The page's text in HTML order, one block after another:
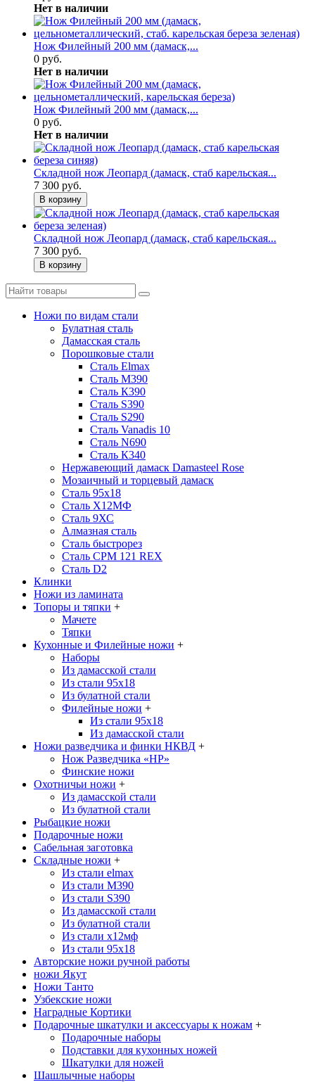
Нет в наличии
Нож Филейный 200 мм (дамаск,...
0 руб.
Нет в наличии
Нож Филейный 200 мм (дамаск,...
0 руб.
Нет в наличии
Складной нож Леопард (дамаск, стаб карельская...
7 300 руб.
В корзину
Складной нож Леопард (дамаск, стаб карельская...
7 300 руб.
В корзину
Ножи по видам стали
Булатная сталь
Дамасская сталь
Порошковые стали
Сталь Elmax
Сталь М390
Сталь К390
Сталь S390
Сталь S290
Сталь Vanadis 10
Сталь N690
Сталь К340
Нержавеющий дамаск Damasteel Rose
Мозаичный и торцевый дамаск
Сталь 95х18
Сталь Х12МФ
Сталь 9ХС
Алмазная сталь
Сталь быстрорез
Сталь CPM 121 REX
Сталь D2
Клинки
Ножи из ламината
Топоры и тяпки +
Мачете
Тяпки
Кухонные и Филейные ножи +
Наборы
Из дамасской стали
Из стали 95х18
Из булатной стали
Филейные ножи +
Из стали 95х18
Из дамасской стали
Ножи разведчика и финки НКВД +
Нож Разведчика «НР»
Финские ножи
Охотничьи ножи +
Из дамасской стали
Из булатной стали
Рыбацкие ножи
Подарочные ножи
Сабельная заготовка
Складные ножи +
Из стали elmax
Из стали М390
Из стали S390
Из дамасской стали
Из булатной стали
Из стали х12мф
Из стали 95х18
Авторские ножи ручной работы
ножи Якут
Ножи Танто
Узбекские ножи
Наградные Кортики
Подарочные шкатулки и аксессуары к ножам +
Подарочные наборы
Подставки для кухонных ножей
Шкатулки для ножей
Шашлычные наборы